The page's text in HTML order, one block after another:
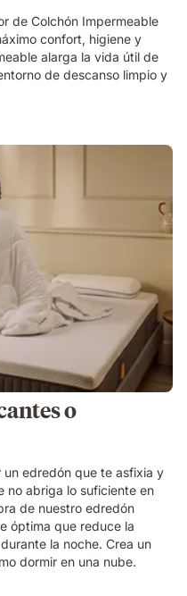
de Colchón Impermeable
confort, higiene y
alarga la vida útil de
de descanso limpio y
o
edredón que te asfixia y
no abriga lo suficiente en
de nuestro edredón
óptima que reduce la
la noche. Crea un
dormir en una nube.